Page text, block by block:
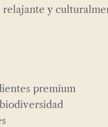
y
premium